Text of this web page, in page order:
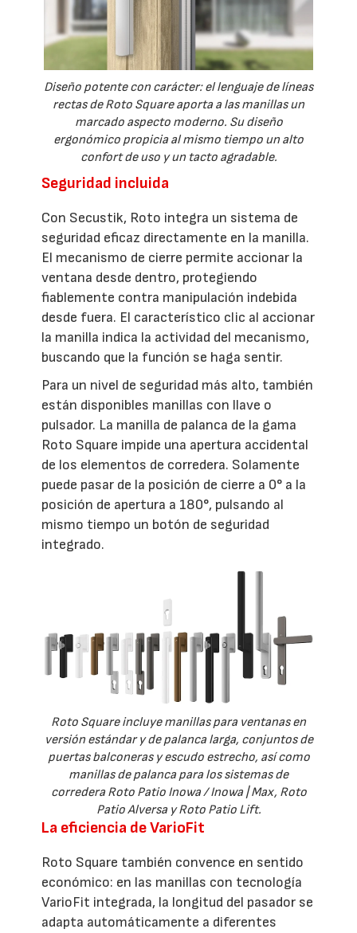
Diseño potente con carácter: el lenguaje de líneas
rectas de Roto Square aporta a las manillas un
marcado aspecto moderno. Su diseño
ergonómico propicia al mismo tiempo un alto
confort de uso y un tacto agradable.
Seguridad incluida
Con Secustik, Roto integra un sistema de
seguridad eficaz directamente en la manilla.
El mecanismo de cierre permite accionar la
ventana desde dentro, protegiendo
fiablemente contra manipulación indebida
desde fuera. El característico clic al accionar
la manilla indica la actividad del mecanismo,
buscando que la función se haga sentir.
Para un nivel de seguridad más alto, también
están disponibles manillas con llave o
pulsador. La manilla de palanca de la gama
Roto Square impide una apertura accidental
de los elementos de corredera. Solamente
puede pasar de la posición de cierre a 0° a la
posición de apertura a 180°, pulsando al
mismo tiempo un botón de seguridad
integrado.
Roto Square incluye manillas para ventanas en
versión estándar y de palanca larga, conjuntos de
puertas balconeras y escudo estrecho, así como
manillas de palanca para los sistemas de
corredera Roto Patio Inowa / Inowa | Max, Roto
Patio Alversa y Roto Patio Lift.
La eficiencia de VarioFit
Roto Square también convence en sentido
económico: en las manillas con tecnología
VarioFit integrada, la longitud del pasador se
adapta automáticamente a diferentes